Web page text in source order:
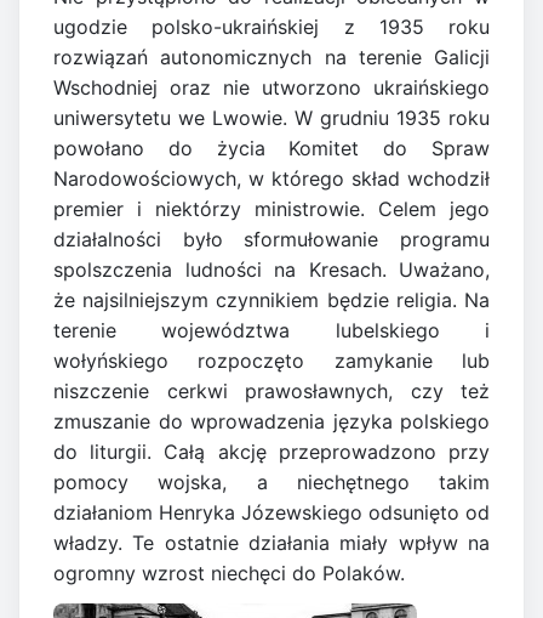
ugodzie polsko-ukraińskiej z 1935 roku
rozwiązań autonomicznych na terenie Galicji
Wschodniej oraz nie utworzono ukraińskiego
uniwersytetu we Lwowie. W grudniu 1935 roku
powołano do życia Komitet do Spraw
Narodowościowych, w którego skład wchodził
premier i niektórzy ministrowie. Celem jego
działalności było sformułowanie programu
spolszczenia ludności na Kresach. Uważano,
że najsilniejszym czynnikiem będzie religia. Na
terenie województwa lubelskiego i
wołyńskiego rozpoczęto zamykanie lub
niszczenie cerkwi prawosławnych, czy też
zmuszanie do wprowadzenia języka polskiego
do liturgii. Całą akcję przeprowadzono przy
pomocy wojska, a niechętnego takim
działaniom Henryka Józewskiego odsunięto od
władzy. Te ostatnie działania miały wpływ na
ogromny wzrost niechęci do Polaków.